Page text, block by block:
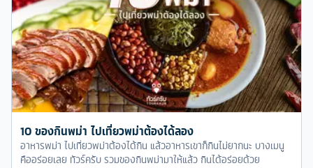
10 ของกินพม่า ไปเที่ยวพม่าต้องได้ลอง
อาหารพม่า ไปเที่ยวพม่าต้องได้กิน แล้วอาหารเขาก็กินไม่ยากนะ บางเมนู
คืออร่อยเลย ทัวร์ครับ รวมของกินพม่ามาให้แล้ว กินได้อร่อยด้วย